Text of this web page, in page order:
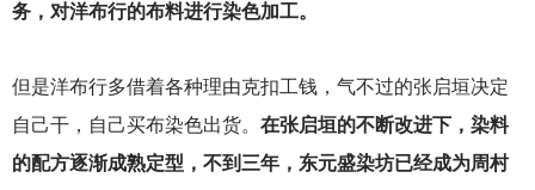
务，对洋布行的布料进行染色加工。
但是洋布行多借着各种理由克扣工钱，气不过的张启垣决定
自己干，自己买布染色出货。 在张启垣的不断改进下，染料
的配方逐渐成熟定型，不到三年，东元盛染坊已经成为周村